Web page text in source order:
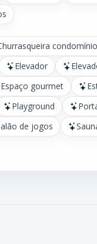
condomínio
Elevador
Espaço gourmet
Playground
de jogos